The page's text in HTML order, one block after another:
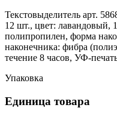
Текстовыделитель арт.
12 шт., цвет: лавандовый,
полипропилен, форма
наконечника: фибра
течение 8 часов, УФ-
Упаковка
Единица товара